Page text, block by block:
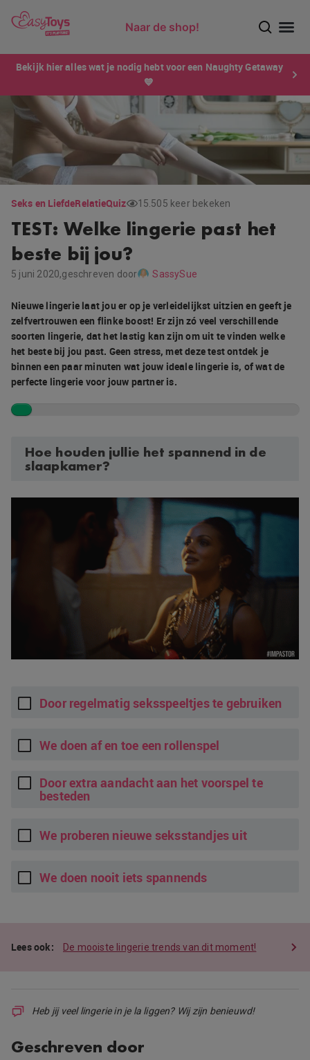
Naar de shop!
Bekijk hier alles wat je nodig hebt voor een Naughty Getaway
💙
Seks en LiefdeRelatieQuiz 15.505 keer bekeken
TEST: Welke lingerie past het
beste bij jou?
5 juni 2020,geschreven door SassySue
Nieuwe lingerie laat jou er op je verleidelijkst uitzien en geeft je
zelfvertrouwen een flinke boost! Er zijn zó veel verschillende
soorten lingerie, dat het lastig kan zijn om uit te vinden welke
het beste bij jou past. Geen stress, met deze test ontdek je
binnen een paar minuten wat jouw ideale lingerie is, of wat de
perfecte lingerie voor jouw partner is.
Hoe houden jullie het spannend in de
slaapkamer?
Door regelmatig seksspeeltjes te gebruiken
We doen af en toe een rollenspel
Door extra aandacht aan het voorspel te
besteden
We proberen nieuwe seksstandjes uit
We doen nooit iets spannends
De mooiste lingerie trends van dit moment!
Heb jij veel lingerie in je la liggen? Wij zijn benieuwd!
Geschreven door